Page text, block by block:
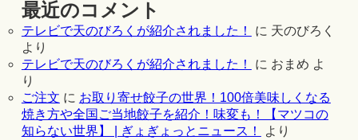
最近のコメント
テレビで天のびろくが紹介されました！ に 天のびろく
より
テレビで天のびろくが紹介されました！
に おまめ よ
り
ご注文 に お取り寄せ餃子の世界！100倍美味しくなる
焼き方や全国ご当地餃子を紹介！味変も！【マツコの
知らない世界】 | ぎょぎょっとニュース！
より